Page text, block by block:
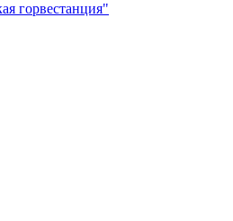
горвестанция"